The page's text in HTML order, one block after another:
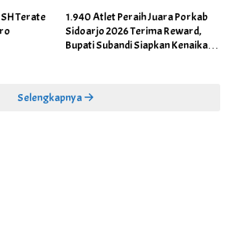
Terate
1.940 Atlet Peraih Juara Porkab
Sidoarjo 2026 Terima Reward,
Bupati Subandi Siapkan Kenaikan
Selengkapnya